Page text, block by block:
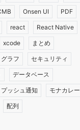
Onsen UI PDF
react React Native
xcode まとめ
グラフ セキュリティ
データベース
プッシュ通知 モナカレー
配列